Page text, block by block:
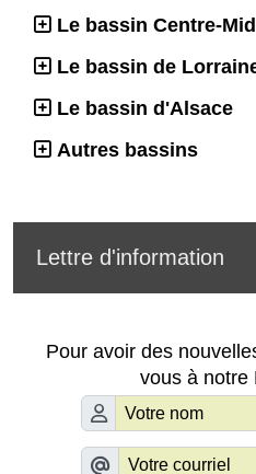
Le bassin Centre-
Le bassin de
Le bassin d'Alsace
Autres bassins
Lettre d'information
Pour avoir des
vous à notre